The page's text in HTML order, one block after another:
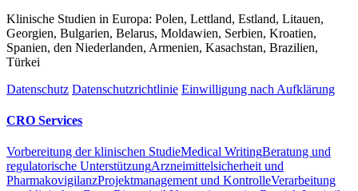
Klinische Studien in Europa: Polen, Lettland, Estland, Litauen,
Georgien, Bulgarien, Belarus, Moldawien, Serbien, Kroatien,
Spanien, den Niederlanden, Armenien, Kasachstan, Brazilien,
Türkei
Datenschutz Datenschutzrichtlinie Einwilligung nach Aufklärung
CRO Services
Vorbereitung der klinischen StudieMedical WritingBeratung und
regulatorische UnterstützungArzneimittelsicherheit und
PharmakovigilanzProjektmanagement und KontrolleVerarbeitung